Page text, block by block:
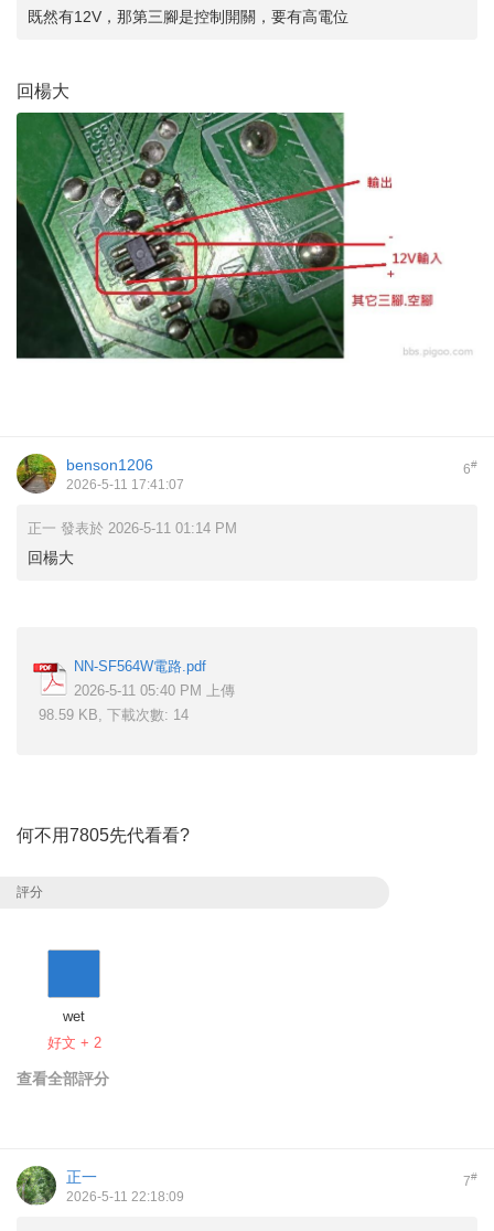
既然有12V，那第三腳是控制開關，要有高電位
回楊大
6#
benson1206
2026-5-11 17:41:07
正一 發表於 2026-5-11 01:14 PM
回楊大
NN-SF564W電路.pdf
2026-5-11 05:40 PM 上傳
98.59 KB, 下載次數: 14
何不用7805先代看看?
評分
wet
好文 + 2
查看全部評分
7#
正一
2026-5-11 22:18:09